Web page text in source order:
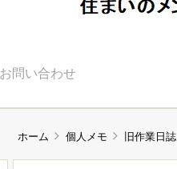
お問い合わせ
ホーム 個人メモ 旧作業日誌